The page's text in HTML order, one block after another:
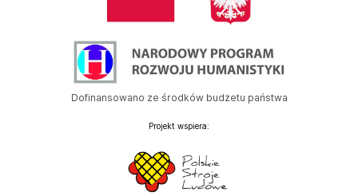
Dofinansowano ze środków budżetu państwa
Projekt wspiera: